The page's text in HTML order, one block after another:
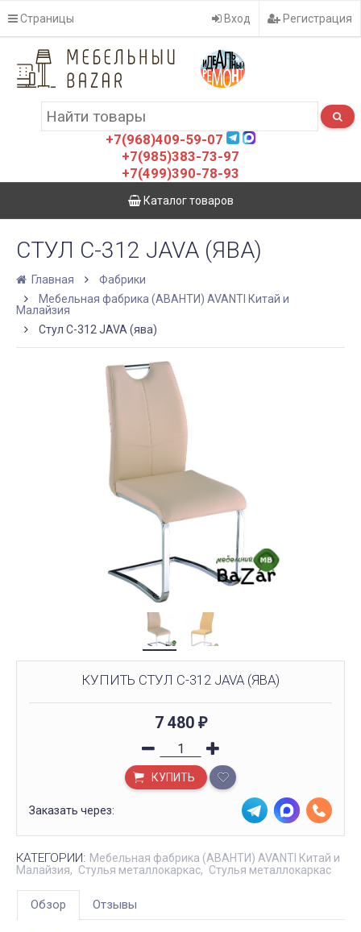
Страницы Вход Регистрация
+7(968)409-59-07
+7(985)383-73-97
+7(499)390-78-93
Каталог товаров
СТУЛ С-312 JAVA (ЯВА)
Главная
Фабрики
Мебельная фабрика (АВАНТИ) AVANTI Китай и
Малайзия
Стул С-312 JAVA (ява)
КУПИТЬ СТУЛ С-312 JAVA (ЯВА)
7 480 ₽
КУПИТЬ
Заказать через:
КАТЕГОРИИ: Мебельная фабрика (АВАНТИ) AVANTI Китай и
Малайзия
Стулья металлокаркас Стулья металлокаркас
Обзор Отзывы